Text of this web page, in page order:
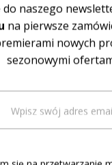
pytania
z nami
do naszego
na pierwsze
nowych
sezonowymi
kod zniżkowy na